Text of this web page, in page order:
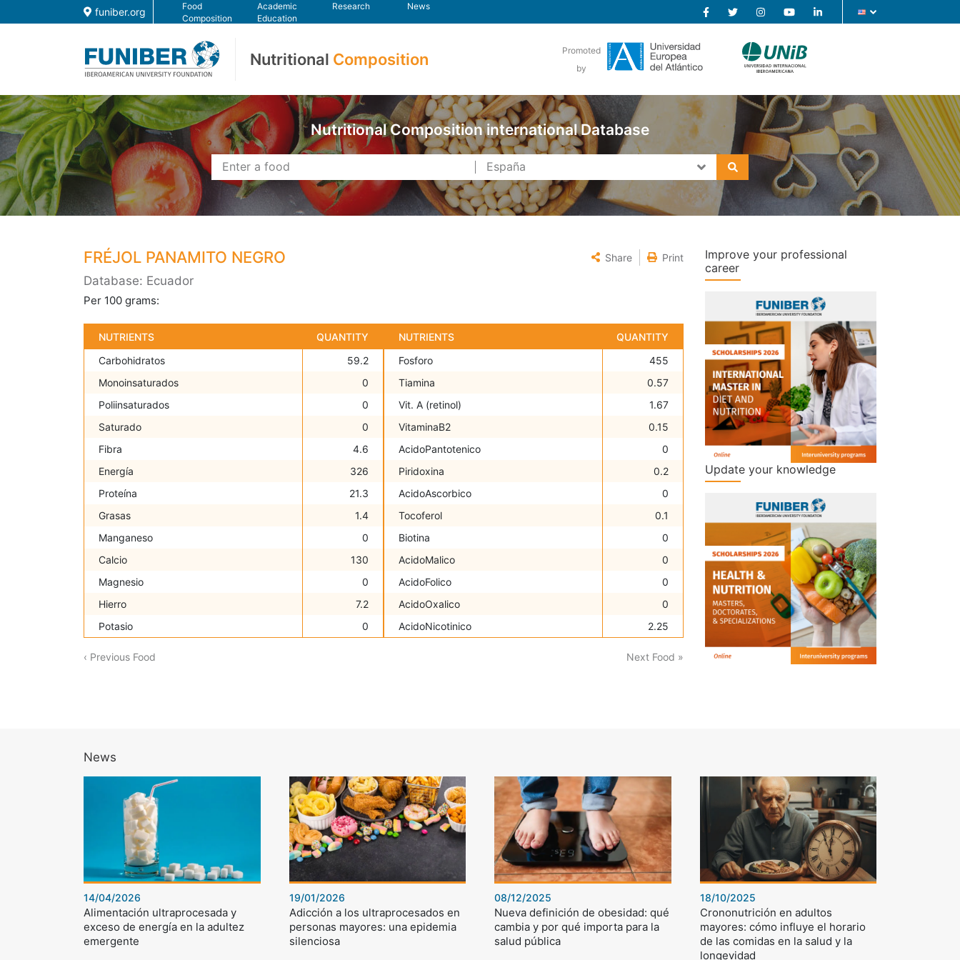
funiber.org
Food
Composition
Academic
Education
Research News
Nutritional Composition
Promoted
by
Nutritional Composition international Database
FRÉJOL PANAMITO NEGRO Share Print
Database: Ecuador
Per 100 grams:
NUTRIENTS
QUANTITY
Carbohidratos
59.2
Monoinsaturados
0
Poliinsaturados
0
Saturado
0
Fibra
4.6
Energía
326
Proteína
21.3
Grasas
1.4
Manganeso
0
Calcio
130
Magnesio
0
Hierro
7.2
Potasio
0
NUTRIENTS
QUANTITY
Fosforo
455
Tiamina
0.57
Vit. A (retinol)
1.67
VitaminaB2
0.15
AcidoPantotenico
0
Piridoxina
0.2
AcidoAscorbico
0
Tocoferol
0.1
Biotina
0
AcidoMalico
0
AcidoFolico
0
AcidoOxalico
0
AcidoNicotinico
2.25
‹ Previous Food Next Food »
Improve your professional
career
Update your knowledge
News
14/04/2026
Alimentación ultraprocesada y
exceso de energía en la adultez
emergente
19/01/2026
Adicción a los ultraprocesados en
personas mayores: una epidemia
silenciosa
08/12/2025
Nueva definición de obesidad: qué
cambia y por qué importa para la
salud pública
18/10/2025
Crononutrición en adultos
mayores: cómo influye el horario
de las comidas en la salud y la
longevidad